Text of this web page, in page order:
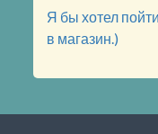
Я бы хотел
в магазин.)